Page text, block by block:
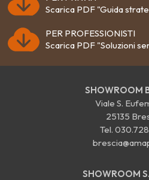
Scarica PDF "Guida
PER PROFESSIONISTI
Scarica PDF "Soluzioni
SHOWROOM
Viale S.
25135
Tel.
SHOWROOM